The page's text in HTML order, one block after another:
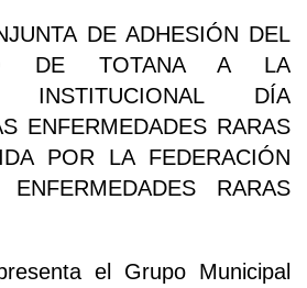
DE ADHESIÓN DEL
DE TOTANA A LA
INSTITUCIONAL DÍA
ENFERMEDADES RARAS
POR LA FEDERACIÓN
RARAS
el Grupo Municipal